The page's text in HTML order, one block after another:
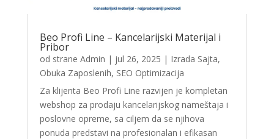
Beo Profi Line – Kancelarijski Materijal i
Pribor
od strane Admin | jul 26, 2025 | Izrada Sajta,
Obuka Zaposlenih, SEO Optimizacija
Za klijenta Beo Profi Line razvijen je kompletan
webshop za prodaju kancelarijskog nameštaja i
poslovne opreme, sa ciljem da se njihova
ponuda predstavi na profesionalan i efikasan